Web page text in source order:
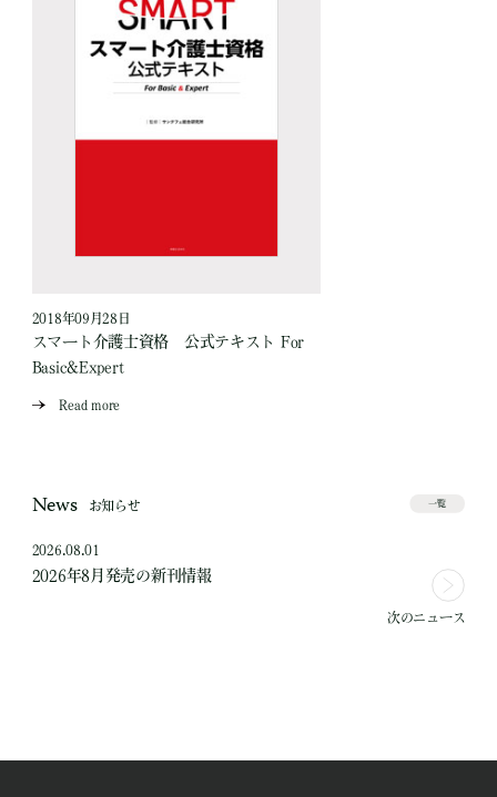
2018年09月28日
スマート介護士資格 公式テキスト For
Basic&Expert
Read more
News お知らせ 一覧
2026.08.01
2026年8月発売の新刊情報
次のニュース